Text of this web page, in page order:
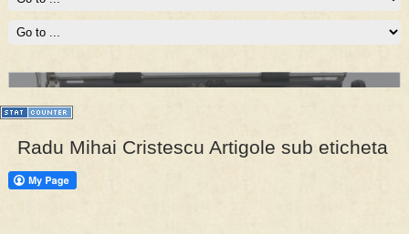
PRESA
Permise pentru vânătoarea de porci în costume, cu gulere albe
Prima mea carte publicata (Nemira)
Averea Presedintelui: prima lucrare despre controversatele
conturi secrete ale Securitatii.
Radu Mihai Cristescu Artigole sub eticheta